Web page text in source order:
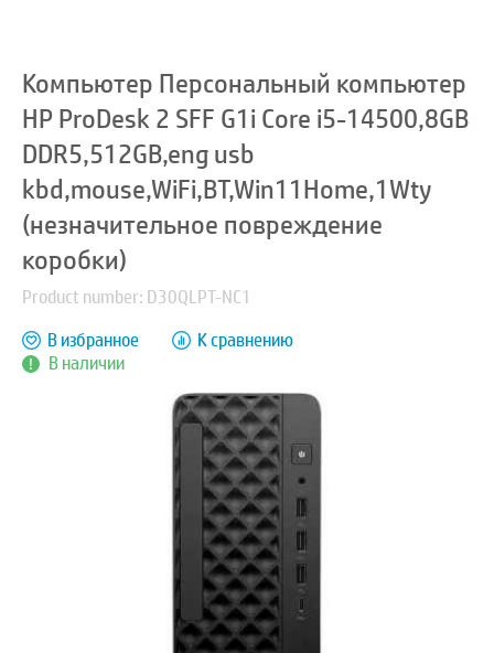
Компьютер Персональный компьютер
HP ProDesk 2 SFF G1i Core i5-14500,8GB
DDR5,512GB,eng usb
kbd,mouse,WiFi,BT,Win11Home,1Wty
(незначительное повреждение
коробки)
Product number: D30QLPT-NC1
В наличии
В избранное К сравнению